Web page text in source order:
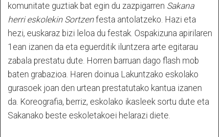
komunitate guztiak bat egin du zazpigarren Sakana
herri eskolekin Sortzen festa antolatzeko. Hazi eta
hezi, euskaraz bizi leloa du festak. Ospakizuna apirilaren
1ean izanen da eta eguerditik iluntzera arte egitarau
zabala prestatu dute. Horren barruan dago flash mob
baten grabazioa. Haren doinua Lakuntzako eskolako
gurasoek joan den urtean prestatutako kantua izanen
da. Koreografia, berriz, eskolako ikasleek sortu dute eta
Sakanako beste eskoletakoei helarazi diete.